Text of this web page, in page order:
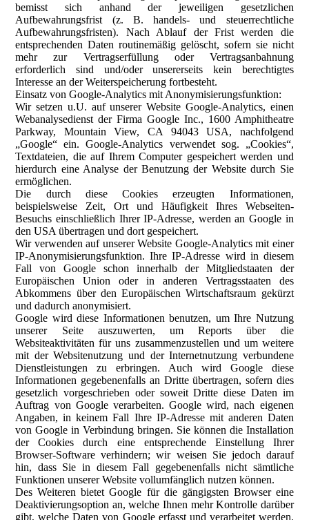
bemisst sich anhand der jeweiligen gesetzlichen
Aufbewahrungsfrist (z. B. handels- und steuerrechtliche
Aufbewahrungsfristen). Nach Ablauf der Frist werden die
entsprechenden Daten routinemäßig gelöscht, sofern sie nicht
mehr zur Vertragserfüllung oder Vertragsanbahnung
erforderlich sind und/oder unsererseits kein berechtigtes
Interesse an der Weiterspeicherung fortbesteht.
Einsatz von Google-Analytics mit Anonymisierungsfunktion:
Wir setzen u.U. auf unserer Website Google-Analytics, einen
Webanalysedienst der Firma Google Inc., 1600 Amphitheatre
Parkway, Mountain View, CA 94043 USA, nachfolgend
„Google“ ein. Google-Analytics verwendet sog. „Cookies“,
Textdateien, die auf Ihrem Computer gespeichert werden und
hierdurch eine Analyse der Benutzung der Website durch Sie
ermöglichen.
Die durch diese Cookies erzeugten Informationen,
beispielsweise Zeit, Ort und Häufigkeit Ihres Webseiten-
Besuchs einschließlich Ihrer IP-Adresse, werden an Google in
den USA übertragen und dort gespeichert.
Wir verwenden auf unserer Website Google-Analytics mit einer
IP-Anonymisierungsfunktion. Ihre IP-Adresse wird in diesem
Fall von Google schon innerhalb der Mitgliedstaaten der
Europäischen Union oder in anderen Vertragsstaaten des
Abkommens über den Europäischen Wirtschaftsraum gekürzt
und dadurch anonymisiert.
Google wird diese Informationen benutzen, um Ihre Nutzung
unserer Seite auszuwerten, um Reports über die
Websiteaktivitäten für uns zusammenzustellen und um weitere
mit der Websitenutzung und der Internetnutzung verbundene
Dienstleistungen zu erbringen. Auch wird Google diese
Informationen gegebenenfalls an Dritte übertragen, sofern dies
gesetzlich vorgeschrieben oder soweit Dritte diese Daten im
Auftrag von Google verarbeiten. Google wird, nach eigenen
Angaben, in keinem Fall Ihre IP-Adresse mit anderen Daten
von Google in Verbindung bringen. Sie können die Installation
der Cookies durch eine entsprechende Einstellung Ihrer
Browser-Software verhindern; wir weisen Sie jedoch darauf
hin, dass Sie in diesem Fall gegebenenfalls nicht sämtliche
Funktionen unserer Website vollumfänglich nutzen können.
Des Weiteren bietet Google für die gängigsten Browser eine
Deaktivierungsoption an, welche Ihnen mehr Kontrolle darüber
gibt, welche Daten von Google erfasst und verarbeitet werden.